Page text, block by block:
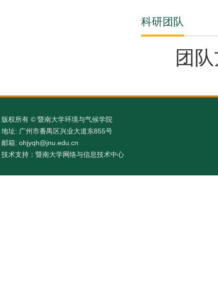
科研团队
团队
版权所有 © 暨南大学环境与气候学院
地址: 广州市番禺区兴业大道东855号
邮箱: ohjyqh@jnu.edu.cn
技术支持：暨南大学网络与信息技术中心